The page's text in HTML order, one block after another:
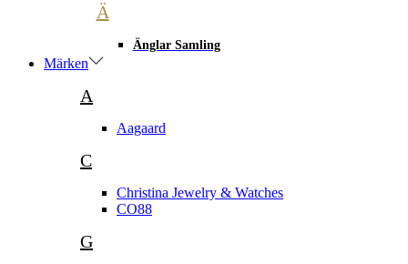
Ä
Änglar Samling
Märken
A
Aagaard
C
Christina Jewelry & Watches
CO88
G